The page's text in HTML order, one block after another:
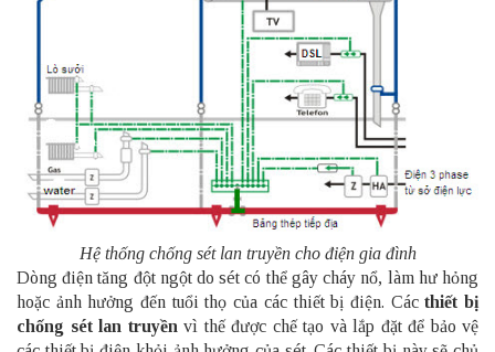
Hệ thống chống sét lan truyền cho điện gia đình
Dòng điện tăng đột ngột do sét có thể gây cháy nổ, làm hư hỏng
hoặc ảnh hưởng đến tuổi thọ của các thiết bị điện. Cácthiết bị
chống sét lan truyền vì thế được chế tạo và lắp đặt để bảo vệ